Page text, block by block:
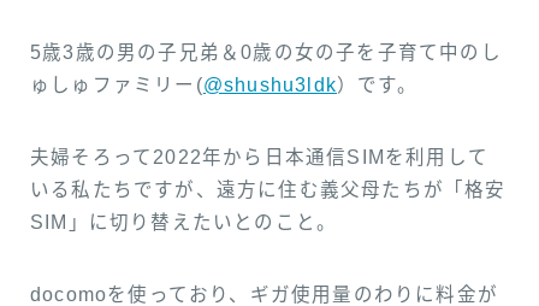
5歳3歳の男の子兄弟＆0歳の女の子を子育て中のし
ゅしゅファミリー(@shushu3ldk）です。
夫婦そろって2022年から日本通信SIMを利用して
いる私たちですが、遠方に住む義父母たちが「格安
SIM」に切り替えたいとのこと。
docomoを使っており、ギガ使用量のわりに料金が